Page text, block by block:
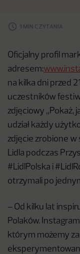
1 MIN CZYTANIA
Oficjalny profil
adresem:
na kilka dni przed
uczestników
zdjęciowy „Pokaż,
udział każdy
zdjęcie zrobione w
Lidla podczas
#LidlPolska i
otrzymali po
– Od kilku lat
Polaków.
którym możemy